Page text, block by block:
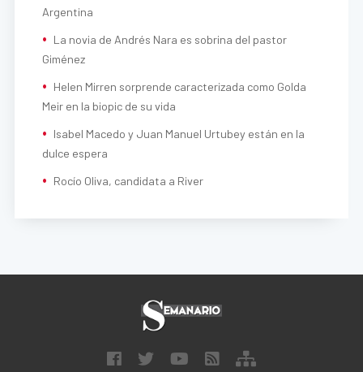
Argentina
La novia de Andrés Nara es sobrina del pastor
Giménez
Helen Mirren sorprende caracterizada como Golda
Meir en la biopic de su vida
Isabel Macedo y Juan Manuel Urtubey están en la
dulce espera
Rocío Oliva, candidata a River